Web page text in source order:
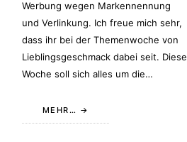
Werbung wegen Markennennung
und Verlinkung. Ich freue mich sehr,
dass ihr bei der Themenwoche von
Lieblingsgeschmack dabei seit. Diese
Woche soll sich alles um die…
MEHR…